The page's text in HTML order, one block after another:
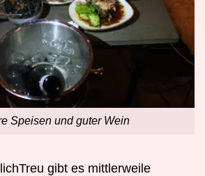
Speisen und guter Wein
gibt es mittlerweile